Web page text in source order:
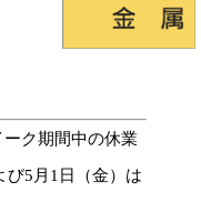
ク期間中の休業
5月1日（金）は